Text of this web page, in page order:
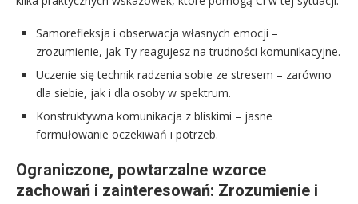
Samorefleksja i obserwacja własnych emocji –
zrozumienie, jak Ty reagujesz na trudności komunikacyjne.
Uczenie się technik radzenia sobie ze stresem – zarówno
dla siebie, jak i dla osoby w spektrum.
Konstruktywna komunikacja z bliskimi – jasne
formułowanie oczekiwań i potrzeb.
Ograniczone, powtarzalne wzorce
zachowań i zainteresowań: Zrozumienie i